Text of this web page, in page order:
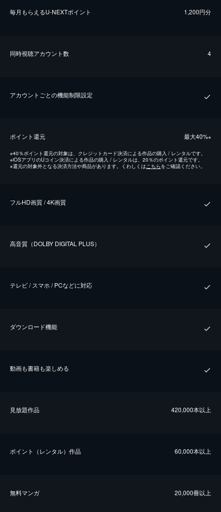
毎⽉もらえるU-NEXTポイント 1,200円分
同時視聴アカウント数 4
アカウントごとの機能制限設定
ポイント還元 最⼤40%※
※40％ポイント還元の対象は、クレジットカード決済による作品の購入 / レンタルです。
※iOSアプリのUコイン決済による作品の購入 / レンタルは、20％のポイント還元です。
※還元の対象外となる決済方法や商品があります。くわしくはこちらをご確認ください。
フルHD画質 / 4K画質
⾼⾳質（DOLBY DIGITAL PLUS）
テレビ / スマホ / PCなどに対応
ダウンロード機能
動画も書籍も楽しめる
⾒放題作品 420,000本以上
ポイント（レンタル）作品 60,000本以上
無料マンガ 20,000冊以上